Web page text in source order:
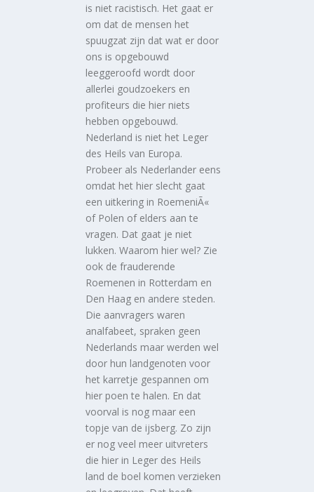
is niet racistisch. Het gaat er
om dat de mensen het
spuugzat zijn dat wat er door
ons is opgebouwd
leeggeroofd wordt door
allerlei goudzoekers en
profiteurs die hier niets
hebben opgebouwd.
Nederland is niet het Leger
des Heils van Europa.
Probeer als Nederlander eens
omdat het hier slecht gaat
een uitkering in RoemeniÃ«
of Polen of elders aan te
vragen. Dat gaat je niet
lukken. Waarom hier wel? Zie
ook de frauderende
Roemenen in Rotterdam en
Den Haag en andere steden.
Die aanvragers waren
analfabeet, spraken geen
Nederlands maar werden wel
door hun landgenoten voor
het karretje gespannen om
hier poen te halen. En dat
voorval is nog maar een
topje van de ijsberg. Zo zijn
er nog veel meer uitvreters
die hier in Leger des Heils
land de boel komen verzieken